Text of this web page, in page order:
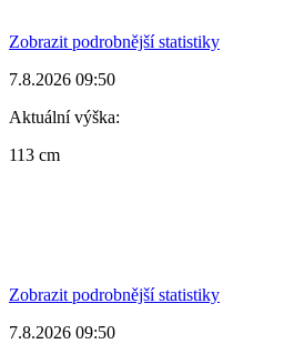
Zobrazit podrobnější statistiky
7.8.2026 09:50
Aktuální výška:
113 cm
Zobrazit podrobnější statistiky
7.8.2026 09:50